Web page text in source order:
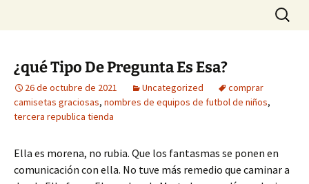
Buscar:
¿qué Tipo De Pregunta Es Esa?
26 de octubre de 2021 Uncategorized
comprar
camisetas graciosas, nombres de equipos de futbol de niños,
tercera republica tienda
Ella es morena, no rubia. Que los fantasmas se ponen en
comunicación con ella. No tuve más remedio que caminar a